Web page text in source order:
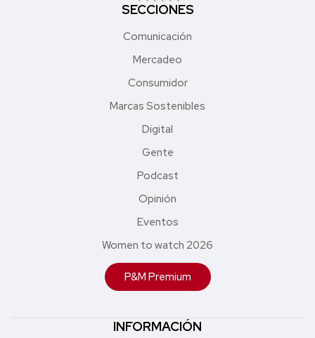
SECCIONES
Comunicación
Mercadeo
Consumidor
Marcas Sostenibles
Digital
Gente
Podcast
Opinión
Eventos
Women to watch 2026
P&M Premium
INFORMACIÓN